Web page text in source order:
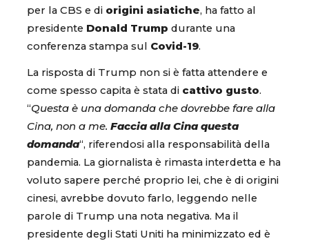
per la CBS e di origini asiatiche, ha fatto al
presidente Donald Trump durante una
conferenza stampa sul Covid-19.
La risposta di Trump non si è fatta attendere e
come spesso capita è stata di cattivo gusto.
“Questa è una domanda che dovrebbe fare alla
Cina, non a me. Faccia alla Cina questa
domanda“, riferendosi alla responsabilità della
pandemia. La giornalista è rimasta interdetta e ha
voluto sapere perché proprio lei, che è di origini
cinesi, avrebbe dovuto farlo, leggendo nelle
parole di Trump una nota negativa. Ma il
presidente degli Stati Uniti ha minimizzato ed è